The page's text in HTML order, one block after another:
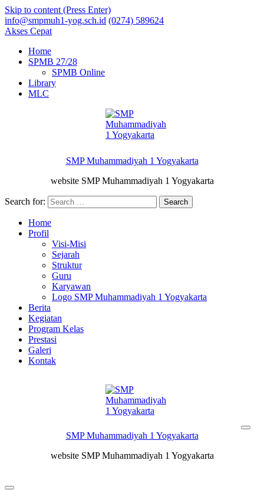
Skip to content (Press Enter)
info@smpmuh1-yog.sch.id (0274) 589624
Akses Cepat
Home
SPMB 27/28
SPMB Online
Library
MLC
SMP Muhammadiyah 1 Yogyakarta
website SMP Muhammadiyah 1 Yogyakarta
Search for:
Home
Profil
Visi-Misi
Sejarah
Struktur
Guru
Karyawan
Logo SMP Muhammadiyah 1 Yogyakarta
Berita
Kegiatan
Program Kelas
Prestasi
Galeri
Kontak
SMP Muhammadiyah 1 Yogyakarta
website SMP Muhammadiyah 1 Yogyakarta